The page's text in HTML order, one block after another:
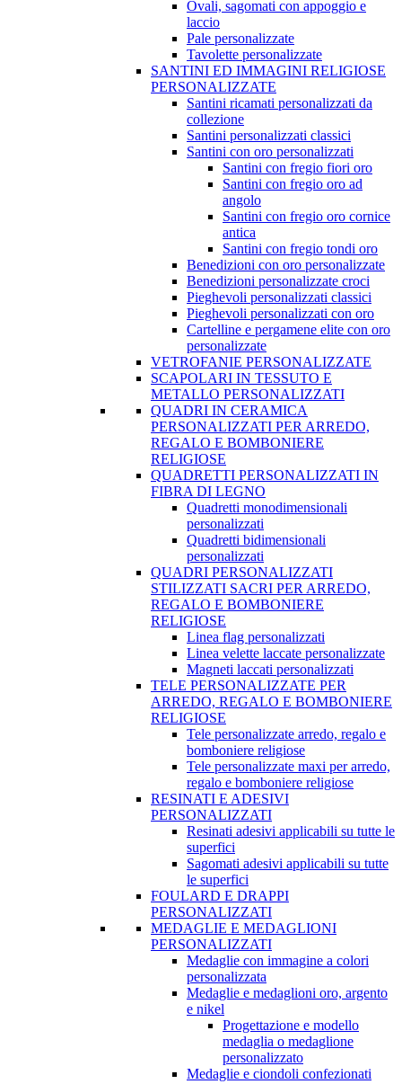
Ovali, sagomati con appoggio e
laccio
Pale personalizzate
Tavolette personalizzate
SANTINI ED IMMAGINI RELIGIOSE
PERSONALIZZATE
Santini ricamati personalizzati da
collezione
Santini personalizzati classici
Santini con oro personalizzati
Santini con fregio fiori oro
Santini con fregio oro ad
angolo
Santini con fregio oro cornice
antica
Santini con fregio tondi oro
Benedizioni con oro personalizzate
Benedizioni personalizzate croci
Pieghevoli personalizzati classici
Pieghevoli personalizzati con oro
Cartelline e pergamene elite con oro
personalizzate
VETROFANIE PERSONALIZZATE
SCAPOLARI IN TESSUTO E
METALLO PERSONALIZZATI
QUADRI IN CERAMICA
PERSONALIZZATI PER ARREDO,
REGALO E BOMBONIERE
RELIGIOSE
QUADRETTI PERSONALIZZATI IN
FIBRA DI LEGNO
Quadretti monodimensionali
personalizzati
Quadretti bidimensionali
personalizzati
QUADRI PERSONALIZZATI
STILIZZATI SACRI PER ARREDO,
REGALO E BOMBONIERE
RELIGIOSE
Linea flag personalizzati
Linea velette laccate personalizzate
Magneti laccati personalizzati
TELE PERSONALIZZATE PER
ARREDO, REGALO E BOMBONIERE
RELIGIOSE
Tele personalizzate arredo, regalo e
bomboniere religiose
Tele personalizzate maxi per arredo,
regalo e bomboniere religiose
RESINATI E ADESIVI
PERSONALIZZATI
Resinati adesivi applicabili su tutte le
superfici
Sagomati adesivi applicabili su tutte
le superfici
FOULARD E DRAPPI
PERSONALIZZATI
MEDAGLIE E MEDAGLIONI
PERSONALIZZATI
Medaglie con immagine a colori
personalizzata
Medaglie e medaglioni oro, argento
e nikel
Progettazione e modello
medaglia o medaglione
personalizzato
Medaglie e ciondoli confezionati